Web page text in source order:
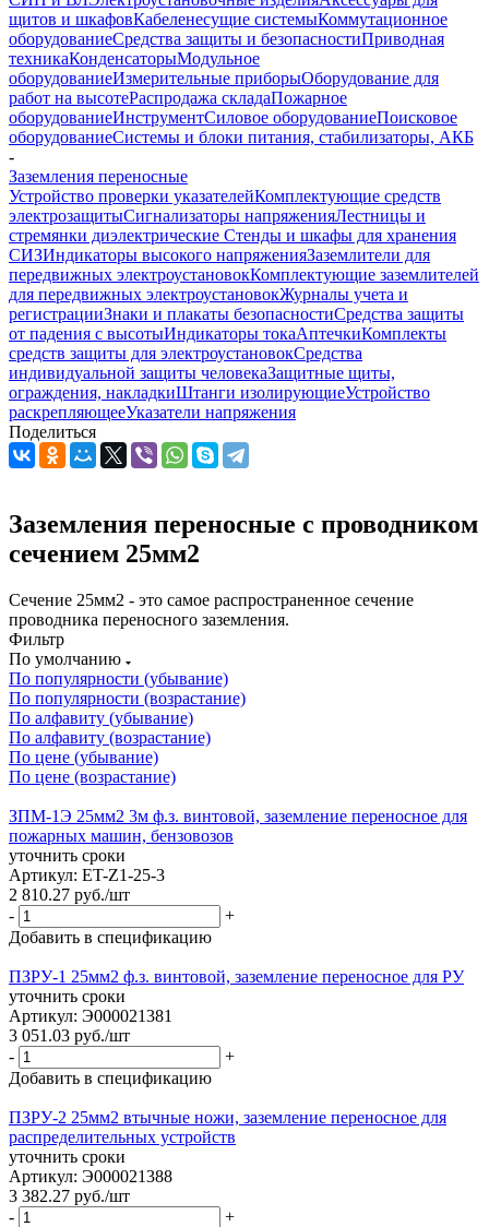
щитов и шкафовКабеленесущие системыКоммутационное
оборудованиеСредства защиты и безопасностиПриводная
техникаКонденсаторыМодульное
оборудованиеИзмерительные приборыОборудование для
работ на высотеРаспродажа складаПожарное
оборудованиеИнструментСиловое оборудованиеПоисковое
оборудованиеСистемы и блоки питания, стабилизаторы, АКБ
-
Заземления переносные
Устройство проверки указателейКомплектующие средств
электрозащитыСигнализаторы напряженияЛестницы и
стремянки диэлектрические Стенды и шкафы для хранения
СИЗИндикаторы высокого напряженияЗаземлители для
передвижных электроустановокКомплектующие заземлителей
для передвижных электроустановокЖурналы учета и
регистрацииЗнаки и плакаты безопасностиСредства защиты
от падения с высотыИндикаторы токаАптечкиКомплекты
средств защиты для электроустановокСредства
индивидуальной защиты человекаЗащитные щиты,
ограждения, накладкиШтанги изолирующиеУстройство
раскрепляющееУказатели напряжения
Поделиться
Заземления переносные с проводником
сечением 25мм2
Сечение 25мм2 - это самое распространенное сечение
проводника переносного заземления.
Фильтр
По умолчанию
По популярности (убывание)
По популярности (возрастание)
По алфавиту (убывание)
По алфавиту (возрастание)
По цене (убывание)
По цене (возрастание)
ЗПМ-1Э 25мм2 3м ф.з. винтовой, заземление переносное для
пожарных машин, бензовозов
уточнить сроки
Артикул: ET-Z1-25-3
2 810.27 руб./шт
-
+
Добавить в спецификацию
ПЗРУ-1 25мм2 ф.з. винтовой, заземление переносное для РУ
уточнить сроки
Артикул: Э000021381
3 051.03 руб./шт
-
+
Добавить в спецификацию
ПЗРУ-2 25мм2 втычные ножи, заземление переносное для
распределительных устройств
уточнить сроки
Артикул: Э000021388
3 382.27 руб./шт
-
+